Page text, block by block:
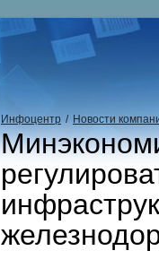
Инфоцентр / Новости